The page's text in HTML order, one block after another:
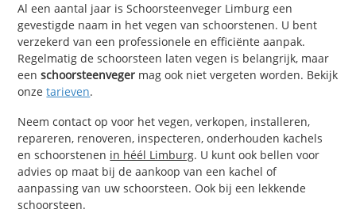
Al een aantal jaar is Schoorsteenveger Limburg een
gevestigde naam in het vegen van schoorstenen. U bent
verzekerd van een professionele en efficiënte aanpak.
Regelmatig de schoorsteen laten vegen is belangrijk, maar
eenschoorsteenveger mag ook niet vergeten worden. Bekijk
onzetarieven.
Neem contact op voor het vegen, verkopen, installeren,
repareren, renoveren, inspecteren, onderhouden kachels
en schoorstenen in héél Limburg. U kunt ook bellen voor
advies op maat bij de aankoop van een kachel of
aanpassing van uw schoorsteen. Ook bij een lekkende
schoorsteen.